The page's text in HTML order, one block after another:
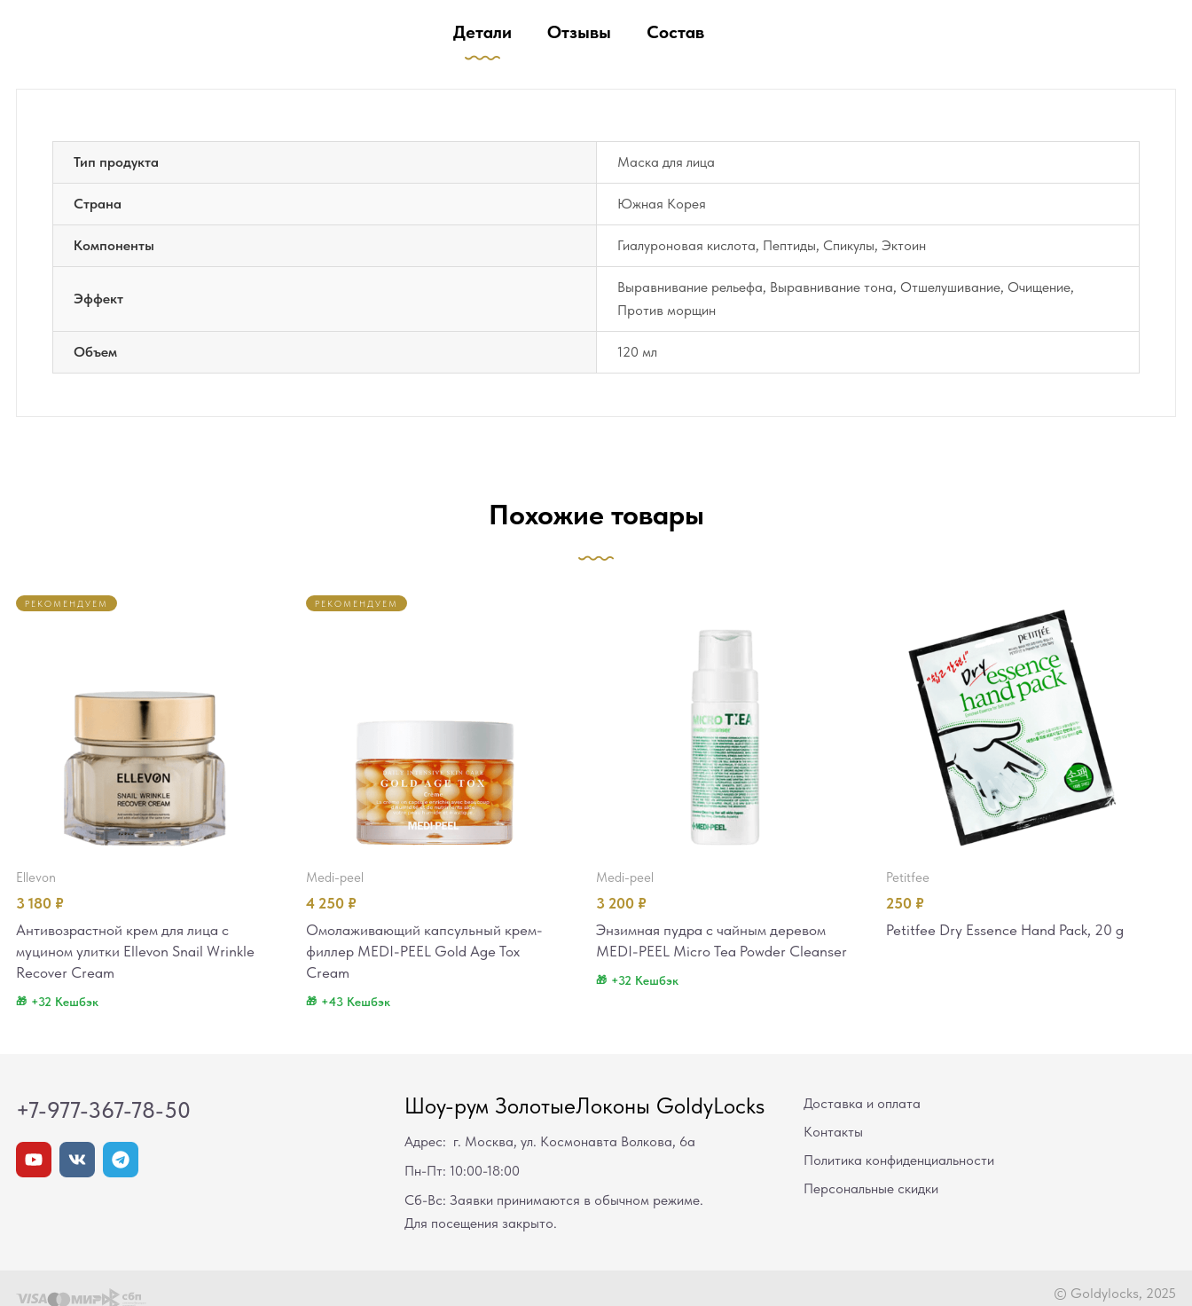
Детали Отзывы Состав
Тип продукта Маска для лица
Страна Южная Корея
Компоненты Гиалуроновая кислота, Пептиды, Спикулы, Эктоин
Эффект
Выравнивание рельефа, Выравнивание тона, Отшелушивание, Очищение,
Против морщин
Объем 120 мл
Похожие товары
РЕКОМЕНДУЕМ
ellevon
3 180 ₽
Антивозрастной крем для лица с
муцином улитки Ellevon Snail Wrinkle
Recover Cream
+32 Кешбэк
РЕКОМЕНДУЕМ
medi-peel
4 250 ₽
Омолаживающий капсульный крем-
филлер MEDI-PEEL Gold Age Tox
Cream
+43 Кешбэк
medi-peel
3 200 ₽
Энзимная пудра с чайным деревом
MEDI-PEEL Micro Tea Powder Cleanser
+32 Кешбэк
petitfee
250 ₽
Petitfee Dry Essence Hand Pack, 20 g
+7-977-367-78-50 Шоу-рум ЗолотыеЛоконы GoldyLocks
Адрес: г. Москва, ул. Космонавта Волкова, 6а
Пн-Пт: 10:00-18:00
Сб-Вс: Заявки принимаются в обычном режиме.
Для посещения закрыто.
Доставка и оплата
Контакты
Политика конфиденциальности
Персональные скидки
© Goldylocks, 2025